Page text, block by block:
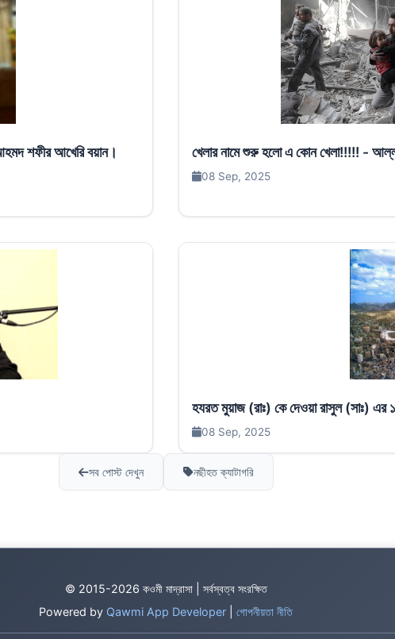
শফীর আখেরি বয়ান।
খেলার নামে শুরু হলো এ কোন
08 Sep, 2025
হযরত মুয়াজ (রাঃ) কে দেওয়া রাসুল (সাঃ) এর
08 Sep, 2025
সব পোস্ট দেখুন নছীহত ক্যাটাগরি
© 2015-2026 কওমী মাদ্রাসা | সর্বস্বত্ব সংরক্ষিত
Powered by Qawmi App Developer গোপনীয়তা নীতি